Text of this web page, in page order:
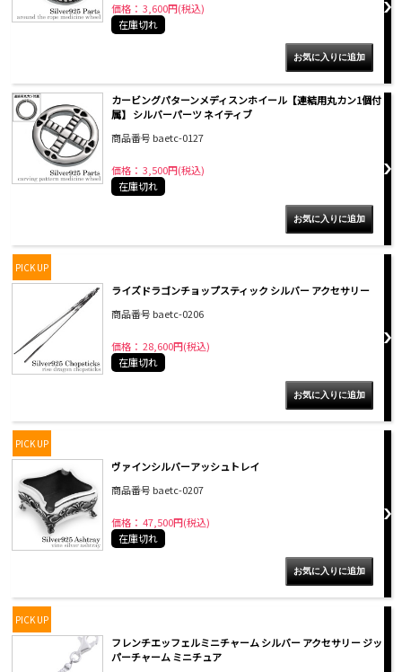
価格： 3,600円(税込)
在庫切れ
カービングパターンメディスンホイール【連結用丸カン1個付
属】 シルバーパーツ ネイティブ
商品番号 baetc-0127
価格： 3,500円(税込)
在庫切れ
PICK UP
ライズドラゴンチョップスティック シルバー アクセサリー
商品番号 baetc-0206
価格： 28,600円(税込)
在庫切れ
PICK UP
ヴァインシルバーアッシュトレイ
商品番号 baetc-0207
価格： 47,500円(税込)
在庫切れ
PICK UP
フレンチエッフェルミニチャーム シルバー アクセサリー ジッ
パーチャーム ミニチュア